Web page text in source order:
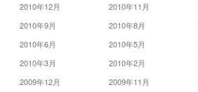
2010年12月
2010年11月
2010年9月
2010年8月
2010年6月
2010年5月
2010年3月
2010年2月
2009年12月
2009年11月